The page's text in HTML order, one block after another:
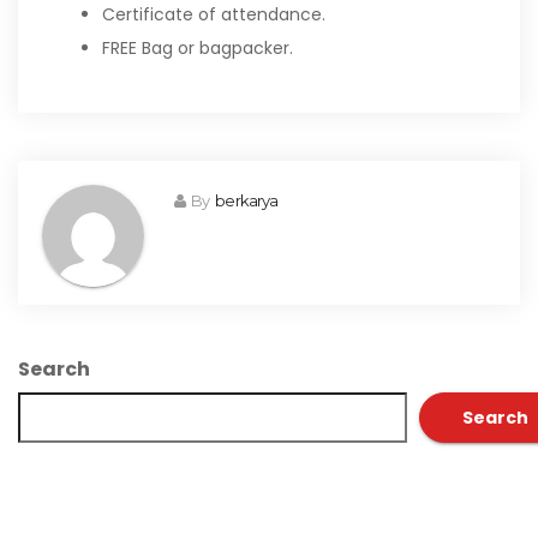
Certificate of attendance.
FREE Bag or bagpacker.
By berkarya
Search
Search